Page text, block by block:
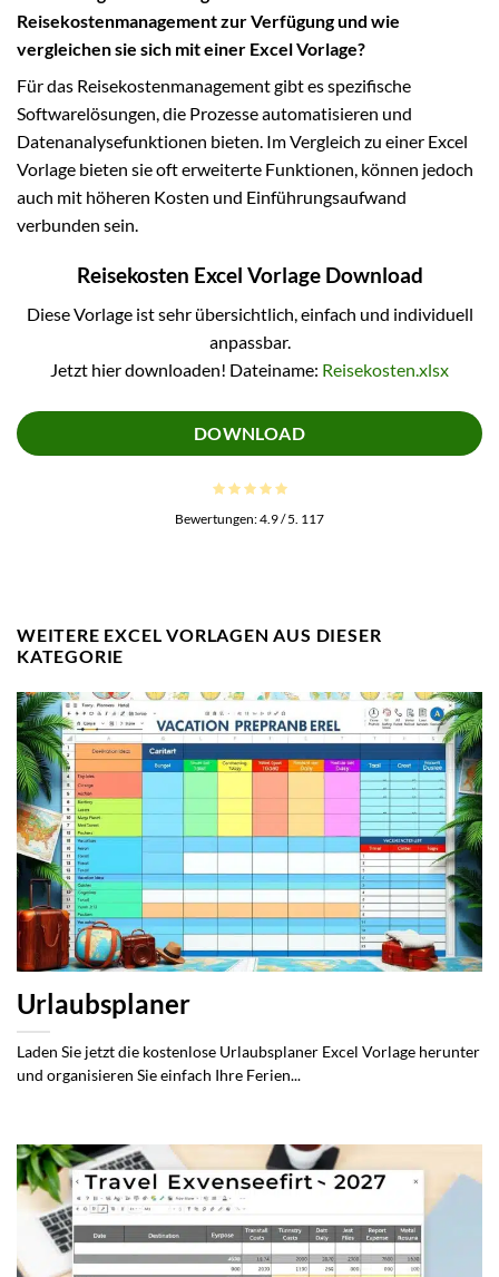
Reisekostenmanagement zur Verfügung und wie
vergleichen sie sich mit einer Excel Vorlage?
Für das Reisekostenmanagement gibt es spezifische
Softwarelösungen, die Prozesse automatisieren und
Datenanalysefunktionen bieten. Im Vergleich zu einer Excel
Vorlage bieten sie oft erweiterte Funktionen, können jedoch
auch mit höheren Kosten und Einführungsaufwand
verbunden sein.
Reisekosten Excel Vorlage Download
Diese Vorlage ist sehr übersichtlich, einfach und individuell
anpassbar.
Jetzt hier downloaden! Dateiname: Reisekosten.xlsx
DOWNLOAD
Bewertungen:4.9/ 5. 117
WEITERE EXCEL VORLAGEN AUS DIESER
KATEGORIE
Urlaubsplaner
Laden Sie jetzt die kostenlose Urlaubsplaner Excel Vorlage herunter
und organisieren Sie einfach Ihre Ferien...